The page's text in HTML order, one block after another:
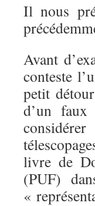
Il nous
Avant
conteste
petit
d’un
livre de
(PUF)
«